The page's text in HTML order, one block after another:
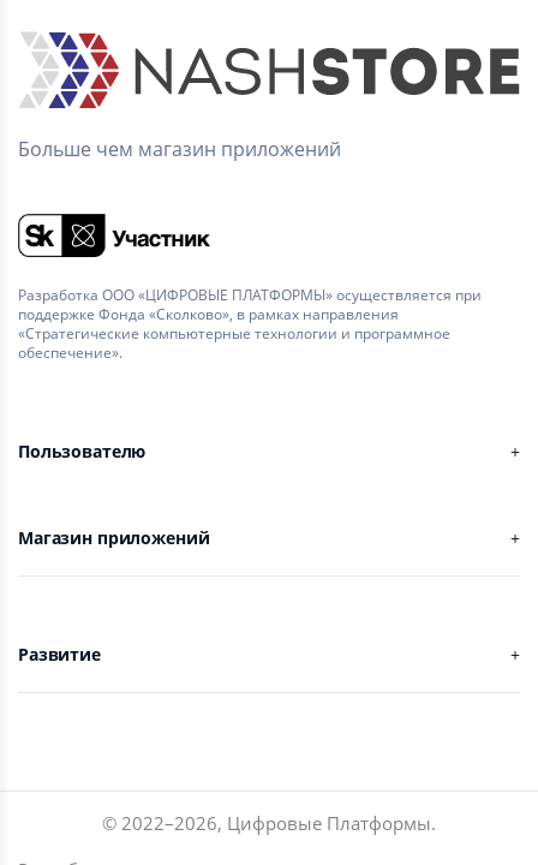
Больше чем магазин приложений
Разработка ООО «ЦИФРОВЫЕ ПЛАТФОРМЫ» осуществляется при
поддержке Фонда «Сколково», в рамках направления
«Стратегические компьютерные технологии и программное
обеспечение».
Пользователю
Магазин приложений
Развитие
© 2022–2026, Цифровые Платформы.